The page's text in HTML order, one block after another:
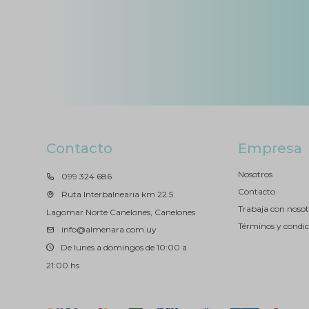
Contacto
099 324 686
Ruta Interbalnearia km 22.5
Lagomar Norte Canelones, Canelones
info@almenara.com.uy
De lunes a domingos de 10:00 a
21:00 hs
Empresa
Nosotros
Contacto
Trabaja con
Términos y